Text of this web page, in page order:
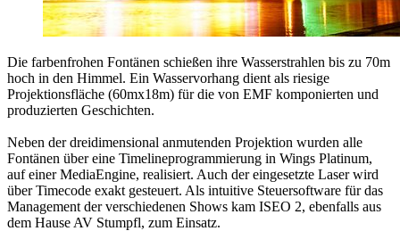
Die farbenfrohen Fontänen schießen ihre Wasserstrahlen bis zu 70m
hoch in den Himmel. Ein Wasservorhang dient als riesige
Projektionsfläche (60mx18m) für die von EMF komponierten und
produzierten Geschichten.
Neben der dreidimensional anmutenden Projektion wurden alle
Fontänen über eine Timelineprogrammierung in Wings Platinum,
auf einer MediaEngine, realisiert. Auch der eingesetzte Laser wird
über Timecode exakt gesteuert. Als intuitive Steuersoftware für das
Management der verschiedenen Shows kam ISEO 2, ebenfalls aus
dem Hause AV Stumpfl, zum Einsatz.